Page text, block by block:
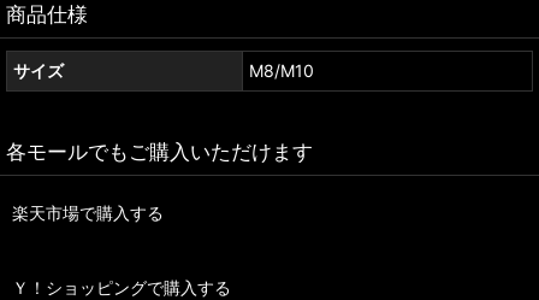
商品仕様
サイズ M8/M10
各モールでもご購入いただけます
楽天市場で購入する
Ｙ！ショッピングで購入する